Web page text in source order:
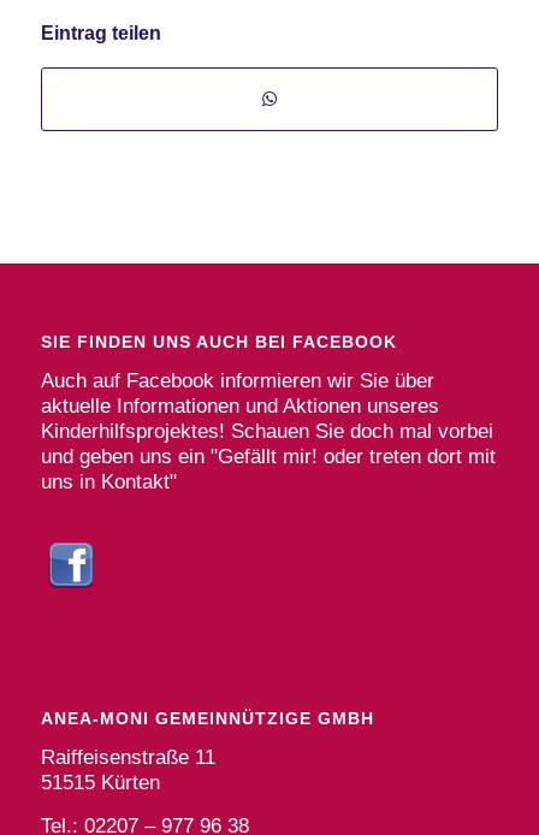
Eintrag teilen
SIE FINDEN UNS AUCH BEI FACEBOOK
Auch auf Facebook informieren wir Sie über
aktuelle Informationen und Aktionen unseres
Kinderhilfsprojektes! Schauen Sie doch mal vorbei
und geben uns ein "Gefällt mir! oder treten dort mit
uns in Kontakt"
ANEA-MONI GEMEINNÜTZIGE GMBH
Raiffeisenstraße 11
51515 Kürten
Tel.: 02207 – 977 96 38